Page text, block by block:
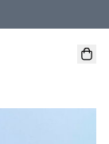
地取貨 )